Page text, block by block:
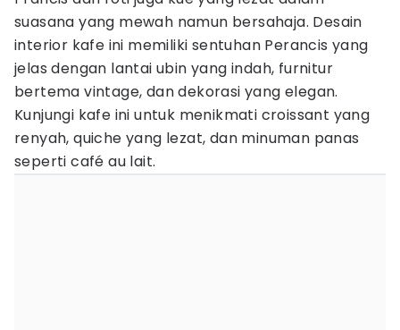
suasana yang mewah namun bersahaja. Desain
interior kafe ini memiliki sentuhan Perancis yang
jelas dengan lantai ubin yang indah, furnitur
bertema vintage, dan dekorasi yang elegan.
Kunjungi kafe ini untuk menikmati croissant yang
renyah, quiche yang lezat, dan minuman panas
seperti café au lait.